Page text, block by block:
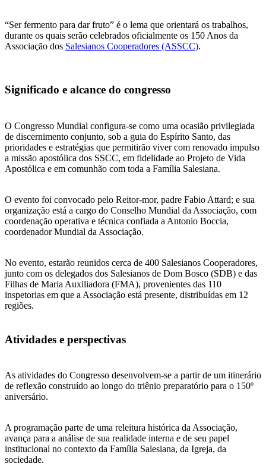
“Ser fermento para dar fruto” é o lema que orientará os trabalhos,
durante os quais serão celebrados oficialmente os 150 Anos da
Associação dos Salesianos Cooperadores (ASSCC).
Significado e alcance do congresso
O Congresso Mundial configura-se como uma ocasião privilegiada
de discernimento conjunto, sob a guia do Espírito Santo, das
prioridades e estratégias que permitirão viver com renovado impulso
a missão apostólica dos SSCC, em fidelidade ao Projeto de Vida
Apostólica e em comunhão com toda a Família Salesiana.
O evento foi convocado pelo Reitor-mor, padre Fabio Attard; e sua
organização está a cargo do Conselho Mundial da Associação, com
coordenação operativa e técnica confiada a Antonio Boccia,
coordenador Mundial da Associação.
No evento, estarão reunidos cerca de 400 Salesianos Cooperadores,
junto com os delegados dos Salesianos de Dom Bosco (SDB) e das
Filhas de Maria Auxiliadora (FMA), provenientes das 110
inspetorias em que a Associação está presente, distribuídas em 12
regiões.
Atividades e perspectivas
As atividades do Congresso desenvolvem-se a partir de um itinerário
de reflexão construído ao longo do triênio preparatório para o 150º
aniversário.
A programação parte de uma releitura histórica da Associação,
avança para a análise de sua realidade interna e de seu papel
institucional no contexto da Família Salesiana, da Igreja, da
sociedade.